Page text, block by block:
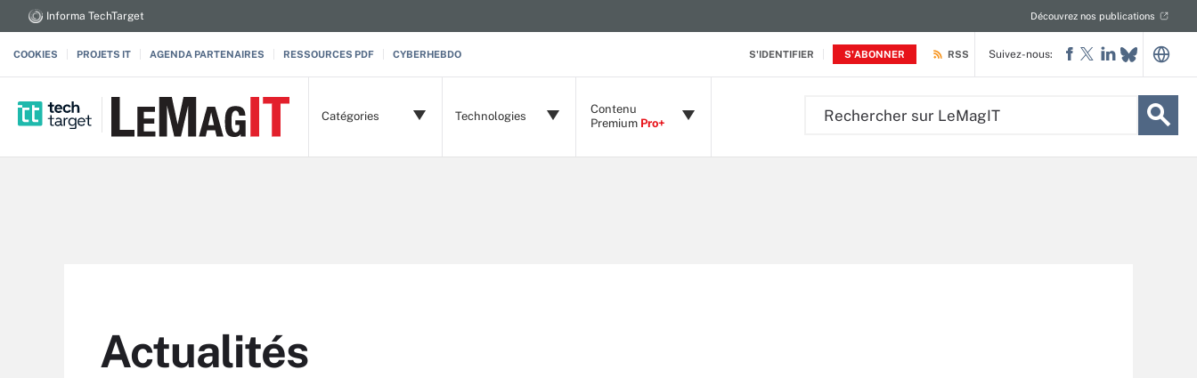
S'IDENTIFIER S'ABONNER
Informa TechTarget Découvrez nos publications
COOKIES PROJETS IT AGENDA PARTENAIRES RESSOURCES PDF CYBERHEBDO RSS
Catégories Technologies
Contenu
Premium Pro+
Suivez-nous:
Actualités